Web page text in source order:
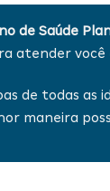
de Saúde
atender você
de todas
maneira